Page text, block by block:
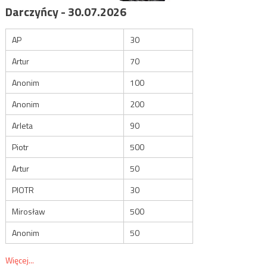
Darczyńcy - 30.07.2026
AP
30
Artur
70
Anonim
100
Anonim
200
Arleta
90
Piotr
500
Artur
50
PIOTR
30
Mirosław
500
Anonim
50
Więcej...